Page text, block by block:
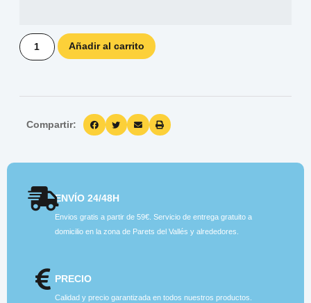
Añadir al carrito
Compartir:
ENVÍO 24/48H
Envios gratis a partir de 59€. Servicio de entrega gratuito a
domicilio en la zona de Parets del Vallés y alrededores.
PRECIO
Calidad y precio garantizada en todos nuestros productos.